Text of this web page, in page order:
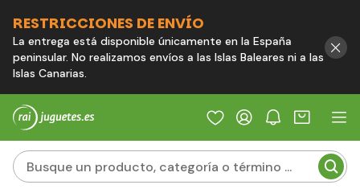
RESTRICCIONES DE ENVÍO
La entrega está disponible únicamente en la España
peninsular. No realizamos envíos a las Islas Baleares ni a las
Islas Canarias.